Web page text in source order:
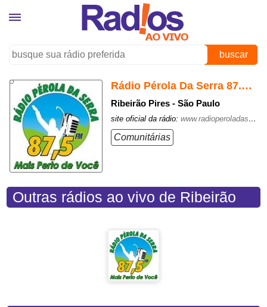
buscar
Rádio Pérola Da Serra 87.5 FM
Ribeirão Pires - São Paulo
site oficial da rádio:www.radioperoladaserrafm.net/
Comunitárias
Outras rádios ao vivo de Ribeirão